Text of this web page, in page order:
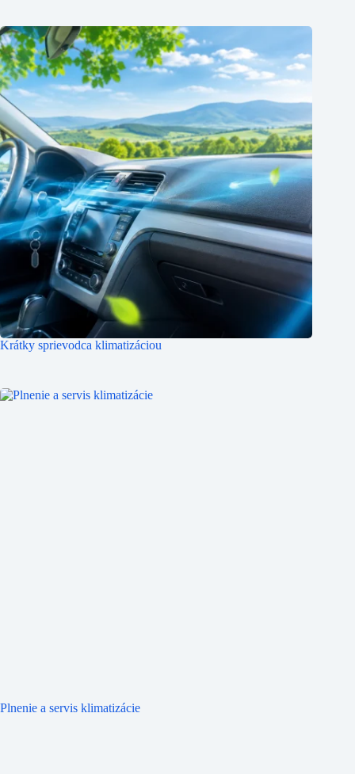
Krátky sprievodca klimatizáciou
Plnenie a servis klimatizácie